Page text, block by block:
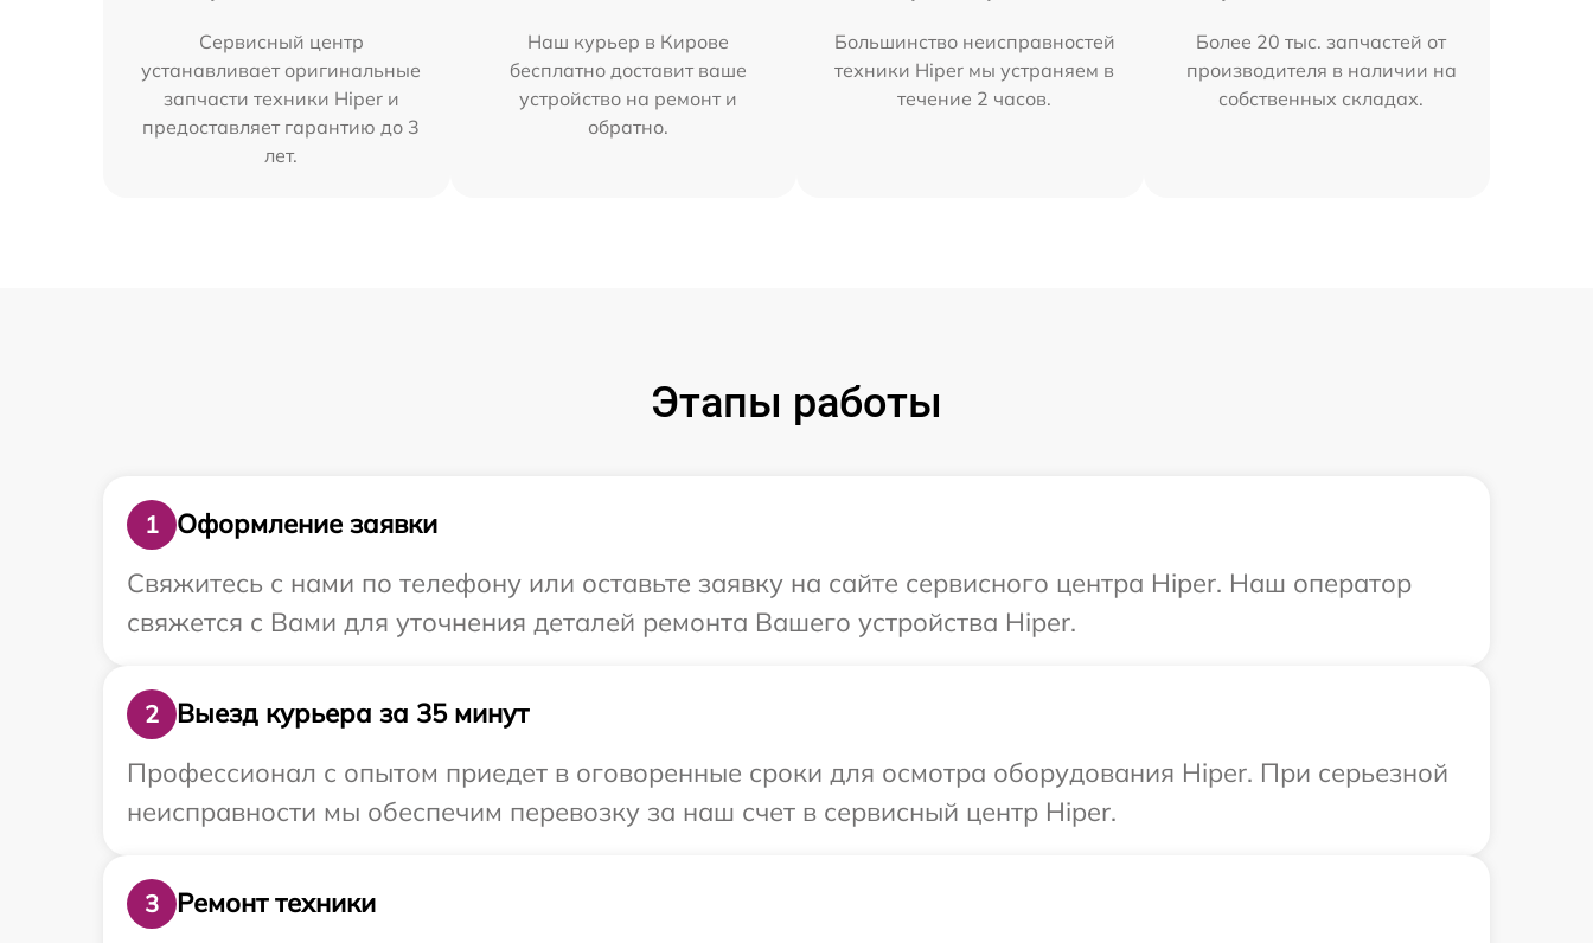
Сервисный центр
устанавливает оригинальные
запчасти техники Hiper и
предоставляет гарантию до 3
лет.
Наш курьер в Кирове
бесплатно доставит ваше
устройство на ремонт и
обратно.
Большинство неисправностей
техники Hiper мы устраняем в
течение 2 часов.
Более 20 тыс. запчастей от
производителя в наличии на
собственных складах.
Этапы работы
1
Оформление заявки
Свяжитесь с нами по телефону или оставьте заявку на сайте сервисного центра Hiper. Наш оператор
свяжется с Вами для уточнения деталей ремонта Вашего устройства Hiper.
2
Выезд курьера за 35 минут
Профессионал с опытом приедет в оговоренные сроки для осмотра оборудования Hiper. При серьезной
неисправности мы обеспечим перевозку за наш счет в сервисный центр Hiper.
3
Ремонт техники